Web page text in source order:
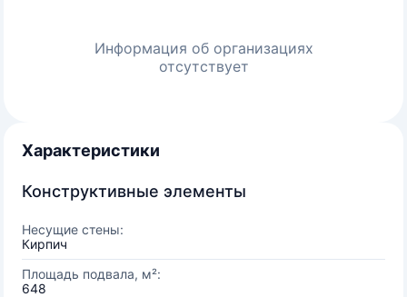
Информация об организациях
отсутствует
Характеристики
Конструктивные элементы
Несущие стены:
Кирпич
Площадь подвала, м²:
648